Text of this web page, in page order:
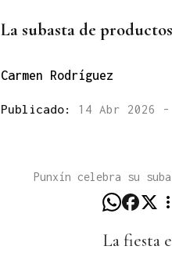
La subasta de productos
Carmen Rodríguez
Publicado: 14 Abr 2026
Punxín celebra su
La fiesta